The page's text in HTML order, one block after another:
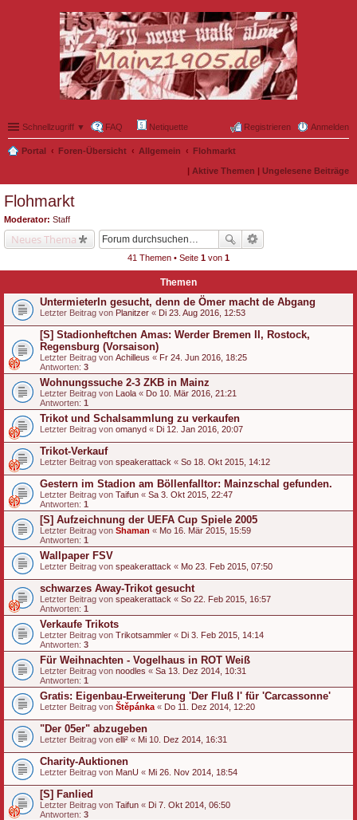
Schnellzugriff ▼ FAQ Netiquette Anmelden
Registrieren
Portal Foren-Übersicht Allgemein Flohmarkt
| Aktive Themen | Ungelesene Beiträge
Flohmarkt
Moderator: Staff
Neues Thema
41 Themen • Seite 1 von 1
Themen
UntermieterIn gesucht, denn de Ömer macht de Abgang
Letzter Beitrag von Planitzer « Di 23. Aug 2016, 12:53
[S] Stadionheftchen Amas: Werder Bremen II, Rostock,
Regensburg (Vorsaison)
Letzter Beitrag von Achilleus « Fr 24. Jun 2016, 18:25
Antworten: 3
Wohnungssuche 2-3 ZKB in Mainz
Letzter Beitrag von Laola « Do 10. Mär 2016, 21:21
Antworten: 1
Trikot und Schalsammlung zu verkaufen
Letzter Beitrag von omanyd « Di 12. Jan 2016, 20:07
Trikot-Verkauf
Letzter Beitrag von speakerattack « So 18. Okt 2015, 14:12
Gestern im Stadion am Böllenfalltor: Mainzschal gefunden.
Letzter Beitrag von Taifun « Sa 3. Okt 2015, 22:47
Antworten: 1
[S] Aufzeichnung der UEFA Cup Spiele 2005
Letzter Beitrag von Shaman « Mo 16. Mär 2015, 15:59
Antworten: 1
Wallpaper FSV
Letzter Beitrag von speakerattack « Mo 23. Feb 2015, 07:50
schwarzes Away-Trikot gesucht
Letzter Beitrag von speakerattack « So 22. Feb 2015, 16:57
Antworten: 1
Verkaufe Trikots
Letzter Beitrag von Trikotsammler « Di 3. Feb 2015, 14:14
Antworten: 3
Für Weihnachten - Vogelhaus in ROT Weiß
Letzter Beitrag von noodles « Sa 13. Dez 2014, 10:31
Antworten: 1
Gratis: Eigenbau-Erweiterung 'Der Fluß I' für 'Carcassonne'
Letzter Beitrag von Štěpánka « Do 11. Dez 2014, 12:20
"Der 05er" abzugeben
Letzter Beitrag von elli² « Mi 10. Dez 2014, 16:31
Charity-Auktionen
Letzter Beitrag von ManU « Mi 26. Nov 2014, 18:54
[S] Fanlied
Letzter Beitrag von Taifun « Di 7. Okt 2014, 06:50
Antworten: 3